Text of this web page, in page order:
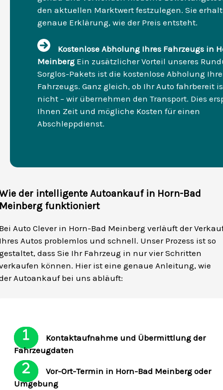
den aktuellen Marktwert festzulegen. Sie
genaue Erklärung, wie der Preis entsteht.
Kostenlose Abholung Ihres Fahrzeugs in
Meinberg Ein zusätzlicher Vorteil unseres
Sorglos-Pakets ist die kostenlose Abholung
Fahrzeugs. Ganz gleich, ob Ihr Auto fahrbereit
nicht – wir übernehmen den Transport. Dies
Ihnen Zeit und mögliche Kosten für einen
Abschleppdienst.
der intelligente Autoankauf in Horn-Bad
funktioniert
Auto Clever in Horn-Bad Meinberg verläuft der
Autos problemlos und schnell. Unser Prozess ist so
dass Sie Ihr Fahrzeug in nur vier Schritten
können. Hier ist eine genaue Anleitung, wie
Autoankauf bei uns abläuft:
Kontaktaufnahme und Übermittlung der
Fahrzeugdaten
Vor-Ort-Termin in Horn-Bad Meinberg oder
Umgebung